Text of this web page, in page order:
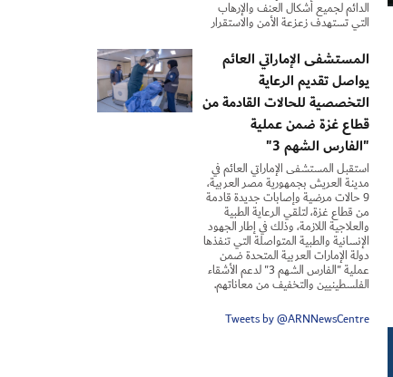
الدائم لجميع أشكال العنف والإرهاب
التي تستهدف زعزعة الأمن والاستقرار
المستشفى الإماراتي العائم
يواصل تقديم الرعاية
التخصصية للحالات القادمة من
قطاع غزة ضمن عملية
"الفارس الشهم 3"
استقبل المستشفى الإماراتي العائم في
مدينة العريش بجمهورية مصر العربية،
9 حالات مرضية وإصابات جديدة قادمة
من قطاع غزة، لتلقي الرعاية الطبية
والعلاجية اللازمة، وذلك في إطار الجهود
الإنسانية والطبية المتواصلة التي تنفذها
دولة الإمارات العربية المتحدة ضمن
عملية "الفارس الشهم 3" لدعم الأشقاء
الفلسطينيين والتخفيف من معاناتهم.
Tweets by @ARNNewsCentre